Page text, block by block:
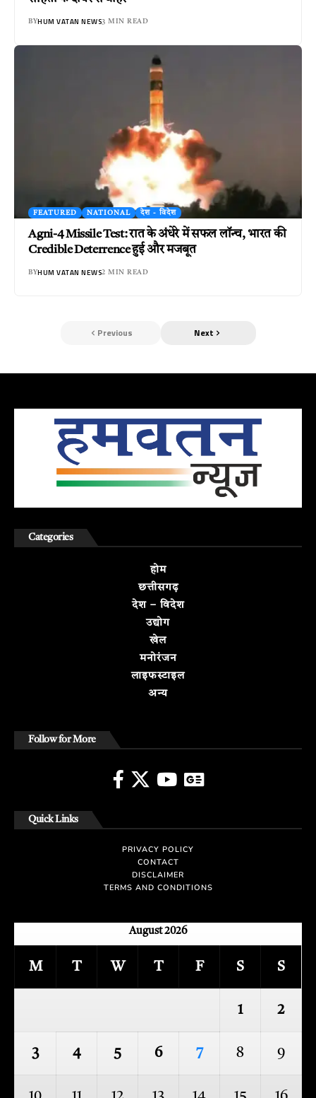
BYHUM VATAN NEWS3 MIN READ
FEATURED NATIONAL देश - विदेश
Agni-4 Missile Test: रात के अंधेरे में सफल लॉन्च, भारत की
Credible Deterrence हुई और मजबूत
BYHUM VATAN NEWS2 MIN READ
Previous Next
Categories
होम
छत्तीसगढ़
देश – विदेश
उद्योग
खेल
मनोरंजन
लाइफस्टाइल
अन्य
Follow for More
Quick Links
PRIVACY POLICY
CONTACT
DISCLAIMER
TERMS AND CONDITIONS
August 2026
M T W T F S S
1 2
3 4 5 6 7 8 9